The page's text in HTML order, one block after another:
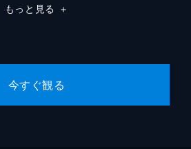
もっと見る ＋
今すぐ観る